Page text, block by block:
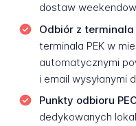
dostaw
Odbiór z terminala
terminala PEK w
automatycznymi
i email wysyłanymi
Punkty odbioru
dedykowanych